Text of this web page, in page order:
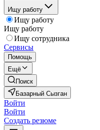
Ищу работу
Ищу работу
Ищу работу
Ищу сотрудника
Сервисы
Помощь
Ещё
Поиск
Базарный Сызган
Войти
Войти
Создать резюме